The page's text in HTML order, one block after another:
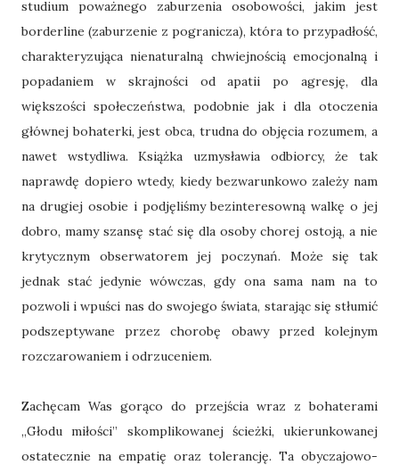
studium poważnego zaburzenia osobowości, jakim jest
borderline (zaburzenie z pogranicza), która to przypadłość,
charakteryzująca nienaturalną chwiejnością emocjonalną i
popadaniem w skrajności od apatii po agresję, dla
większości społeczeństwa, podobnie jak i dla otoczenia
głównej bohaterki, jest obca, trudna do objęcia rozumem, a
nawet wstydliwa. Książka uzmysławia odbiorcy, że tak
naprawdę dopiero wtedy, kiedy bezwarunkowo zależy nam
na drugiej osobie i podjęliśmy bezinteresowną walkę o jej
dobro, mamy szansę stać się dla osoby chorej ostoją, a nie
krytycznym obserwatorem jej poczynań. Może się tak
jednak stać jedynie wówczas, gdy ona sama nam na to
pozwoli i wpuści nas do swojego świata, starając się stłumić
podszeptywane przez chorobę obawy przed kolejnym
rozczarowaniem i odrzuceniem.
Zachęcam Was gorąco do przejścia wraz z bohaterami
„Głodu miłości” skomplikowanej ścieżki, ukierunkowanej
ostatecznie na empatię oraz tolerancję. Ta obyczajowo-